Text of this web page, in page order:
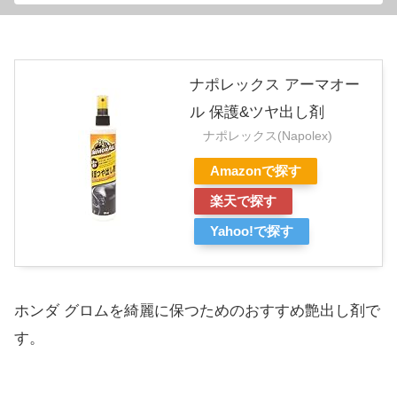
ナポレックス アーマオー
ル 保護&ツヤ出し剤
ナポレックス(Napolex)
Amazonで探す
楽天で探す
Yahoo!で探す
ホンダ グロムを綺麗に保つためのおすすめ艶出し剤で
す。